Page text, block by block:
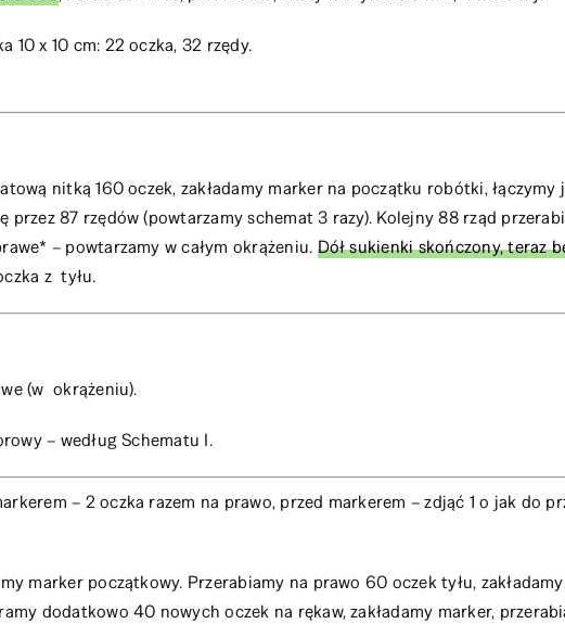
10 x 10 cm: 22 oczka, 32 rzędy.
nitką 160 oczek, zakładamy marker na początku robótki,
przez 87 rzędów (powtarzamy schemat 3 razy). Kolejny 88 rząd
– powtarzamy w całym okrążeniu. Dół sukienki skończony, teraz
z tyłu.
(w okrążeniu).
– według Schematu I.
– 2 oczka razem na prawo, przed markerem – zdjąć 1 o jak do
marker początkowy. Przerabiamy na prawo 60 oczek tyłu,
dodatkowo 40 nowych oczek na rękaw, zakładamy marker,